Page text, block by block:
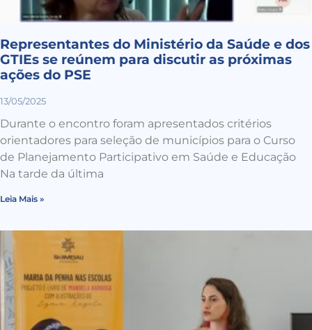
Representantes do Ministério da Saúde e dos
GTIEs se reúnem para discutir as próximas
ações do PSE
13/05/2025
Durante o encontro foram apresentados critérios
orientadores para seleção de municípios para o Curso
de Planejamento Participativo em Saúde e Educação
Na tarde da última
Leia Mais »